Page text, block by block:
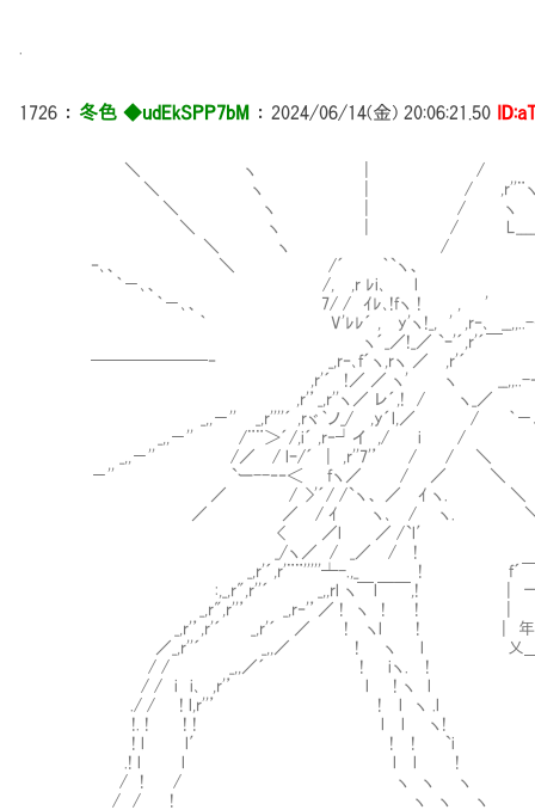
1726 ： 冬色 ◆udEkSPP7bM ： 2024/06/14(金) 20:06:21.50
＼ ヽ | /
＼ ヽ | / ,r''¨ヽ、
＼ ヽ | / ヽ
＼ ヽ | / L____ `
＼ ヽ / <
‐､、 ＼ /´ ｀`ヽ、 ヽ !
｀－､、 /, ,r ﾚi､ l !
｀－､、 7/ / ｲﾚ､!fヽ ! , '
｀ V'ﾚﾚ´ , y'ヽ!_, ' ,r‐､ __,,..-
ヽ´_／!_／ `ｰ'´,r'´￣
───────‐ _,r‐､f´ヽ,rヽ ／ ,r'´
,r'´ !／ ／ ヽ' ヽ __,,..-
,r'’_,r''ヽ／ レ´,! / ヽ_／
_,,－'' _,r''''´ ,rヾ｀ノ_/ ,y´l,／ / ｀－､
_,,－'' /¨¨＞´/,i´ ,r‐┘イ ,/ i / ｀－
_,,－'' /／ / lｰ/´ | ,r''7'’ / / ＼ ｀
－'' `ー--‐‐＜ fヽ／ / ／ ＼
／ / >'´/ /`ヽ、 ／ ｲ ヽ. ＼
／ ／ / ｲ ヽ､ / ヽ.
< ／l ／ /`l′
_/ヽ／ / _／ / !
_,r'´,r'¨¨'''''┴-.,_ ! f´￣￣￣￣￣￣￣￣
:,_,r",r''´ _,,rl ヽ￣l￣￣,! | 一部のスーパー
_,r",r''’ _,r‐'’
_,r'’,r'´ _,r'´ ／ ! ヽl ! | 年収の平
／_,r''´ _,,／ ! ヽ l 乂＿＿＿＿＿＿＿＿
/ / _,,／´ ! iヽ. !
/ / i i､ ,r'’ l ! ヽ l
./ / ! l,r''’ ! l ヽ .l
!. ! ! ! l l ヽ!
! l l′ ! ! `i
.! l l l l !
/ ! / ヽ ヽ ヽ
/ / ! ヽ ヽ ヽ